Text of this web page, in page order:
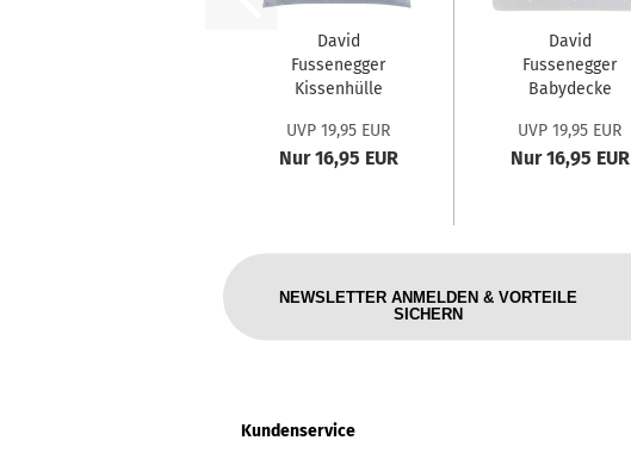
David
Fussenegger
Kissenhülle
UVP 19,95 EUR
Nur 16,95 EUR
David
Fussenegger
Babydecke
'Schleifchen'...
UVP 19,95 EUR
Nur 16,95 EUR
NEWSLETTER ANMELDEN & VORTEILE
SICHERN
Kundenservice